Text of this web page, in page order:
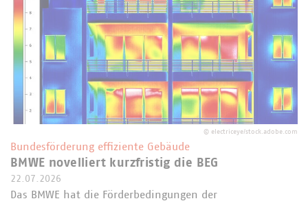
© electriceye/stock.adobe.com
Bundesförderung effiziente Gebäude
BMWE novelliert kurzfristig die BEG
22.07.2026
Das BMWE hat die Förderbedingungen der